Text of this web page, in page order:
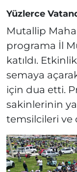
Yüzlerce
Mutallip
programa İl
katıldı.
semaya
için dua etti.
sakinlerinin
temsilcileri ve